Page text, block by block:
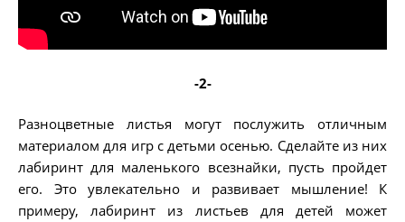
-2-
Разноцветные листья могут послужить отличным
материалом для игр с детьми осенью. Сделайте из них
лабиринт для маленького всезнайки, пусть пройдет
его. Это увлекательно и развивает мышление! К
примеру, лабиринт из листьев для детей может